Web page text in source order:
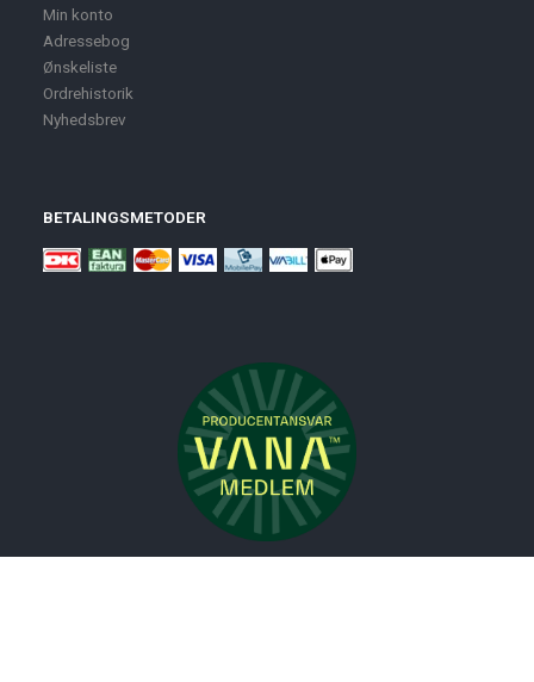
Min konto
Adressebog
Ønskeliste
Ordrehistorik
Nyhedsbrev
BETALINGSMETODER